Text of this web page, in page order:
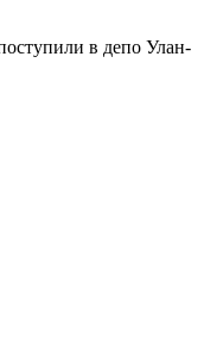
в депо Улан-